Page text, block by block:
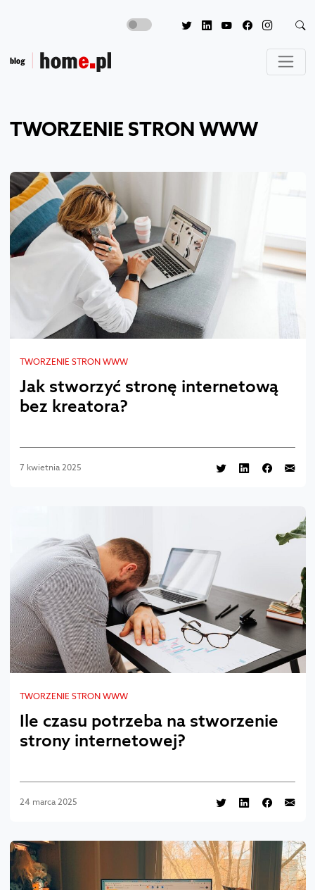
TWORZENIE STRON WWW
TWORZENIE STRON WWW
Jak stworzyć stronę internetową
bez kreatora?
7 kwietnia 2025
TWORZENIE STRON WWW
Ile czasu potrzeba na stworzenie
strony internetowej?
24 marca 2025